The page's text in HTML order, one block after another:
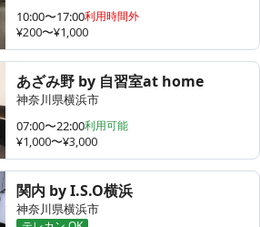
10:00〜17:00利用時間外
¥200〜¥1,000
あざみ野 by 自習室at home
神奈川県横浜市
07:00〜22:00利用可能
¥1,000〜¥3,000
関内 by I.S.O横浜
神奈川県横浜市